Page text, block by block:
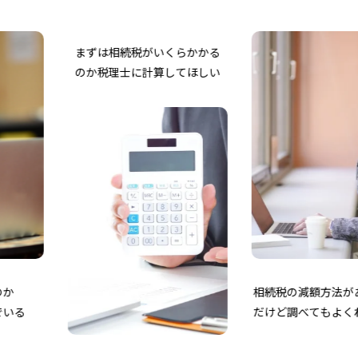
まずは相続税がいくらかかる
のか税理士に計算してほしい
相続税の減額方法があ
だけど調べてもよくわ